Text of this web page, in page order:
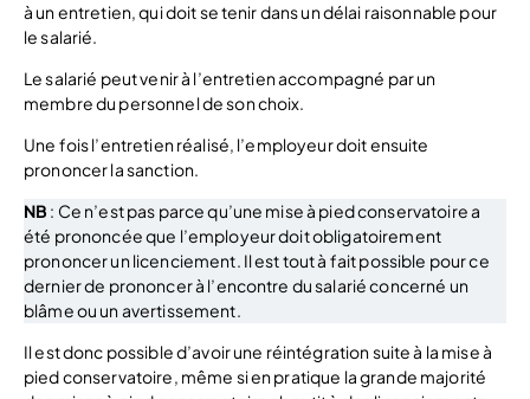
à un entretien, qui doit se tenir dans un délai raisonnable pour
le salarié.
Le salarié peut venir à l’entretien accompagné par un
membre du personnel de son choix.
Une fois l’entretien réalisé, l’employeur doit ensuite
prononcer la sanction.
NB : Ce n’est pas parce qu’une mise à pied conservatoire a
été prononcée que l’employeur doit obligatoirement
prononcer un licenciement. Il est tout à fait possible pour ce
dernier de prononcer à l’encontre du salarié concerné un
blâme ou un avertissement.
Il est donc possible d’avoir une réintégration suite à la mise à
pied conservatoire, même si en pratique la grande majorité